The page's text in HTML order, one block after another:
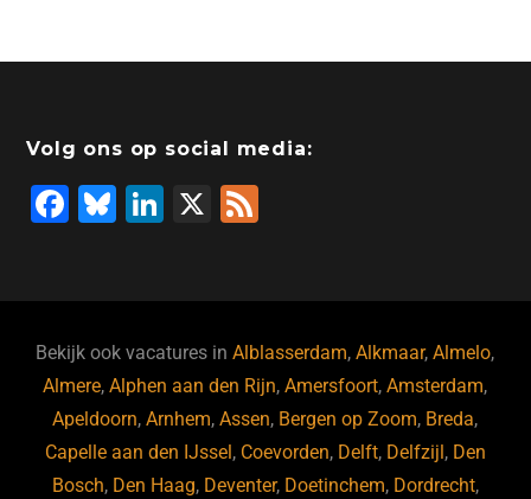
Volg ons op social media:
F
b
o
o
k
Bl
ky
Li
dI
n
X
Bekijk ook vacatures inAlblasserdam,Alkmaar,Almelo,
Almere,Alphen aan den Rijn,Amersfoort,Amsterdam,
Apeldoorn,Arnhem,Assen, Bergen op Zoom, Breda,
Capelle aan den IJssel , Coevorden, Delft, Delfzijl , Den
Bosch, Den Haag, Deventer, Doetinchem, Dordrecht,